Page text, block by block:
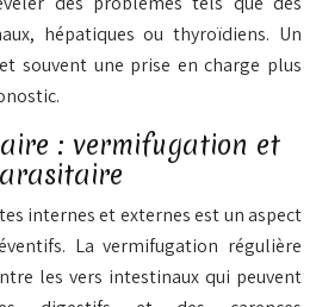
hépatiques ou thyroïdiens. Un
souvent une prise en charge plus
: vermifugation et
internes et externes est un aspect
La vermifugation régulière
les vers intestinaux qui peuvent